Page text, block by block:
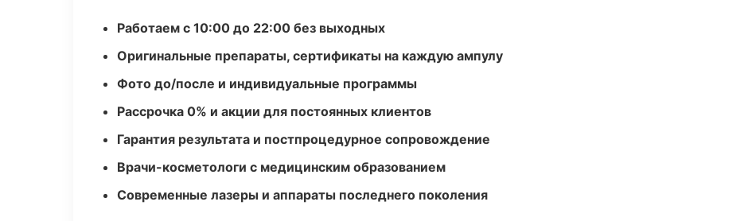
Работаем с 10:00 до 22:00 без выходных
Оригинальные препараты, сертификаты на каждую ампулу
Фото до/после и индивидуальные программы
Рассрочка 0% и акции для постоянных клиентов
Гарантия результата и постпроцедурное сопровождение
Врачи-косметологи с медицинским образованием
Современные лазеры и аппараты последнего поколения